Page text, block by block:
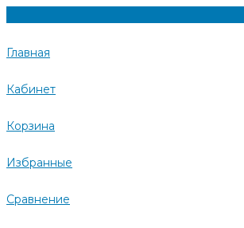
Главная
Кабинет
Корзина
Избранные
Сравнение